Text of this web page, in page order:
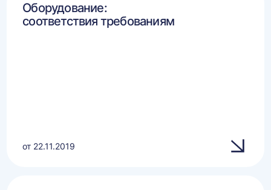
Оборудование:
соответствия требованиям
от 22.11.2019